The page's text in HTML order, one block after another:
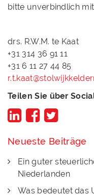
bitte unverbindlich
drs. R.W.M. te Kaat
+31 314 36 91 11
+31 6 11 27 44 85
Teilen Sie über
Neueste Beiträge
Ein guter
Niederlanden
Was bedeutet das